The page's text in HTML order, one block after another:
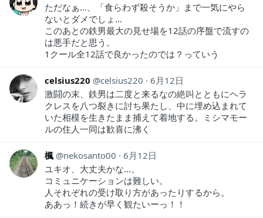
ただなぁ…、「食らわず殺そうか」まで一気にやら
ないとダメでしょ…
このあとの鉄男最大の見せ場を12話の序盤で流すの
は悪手だと思う。
1クール全12話で良かったのでは？っていう
celsius220 celsius220
6月12日
激闘の末、鉄男は二度と来るなの絶叫とともにヘラ
クレスを八つ裂きに討ち果たし、中に埋め込まれて
いた相模を生きたまま捕えて着地する。ミシマモー
ルの住人一同は歓喜に沸く
楓 nekosanto00
6月12日
ユキオ、大丈夫かな…。
コミュニケーションは難しい。
人それぞれの受け取り方があったりするから。
ああっ！続きが早く観たいーっ！！